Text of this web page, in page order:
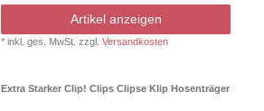
Artikel anzeigen
*inkl. ges. MwSt. zzgl.Versandkosten
Extra Starker Clip! Clips Clipse Klip Hosenträger